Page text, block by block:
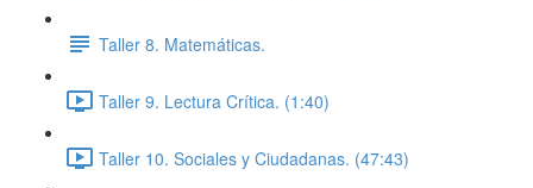
Taller 8. Matemáticas.
Taller 9. Lectura Crítica. (1:40)
Taller 10. Sociales y Ciudadanas. (47:43)